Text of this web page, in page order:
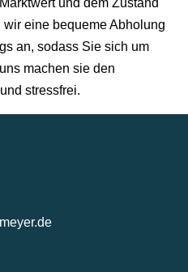
und dem Zustand
wir eine bequeme Abholung
an, sodass Sie sich um
machen sie den
stressfrei.